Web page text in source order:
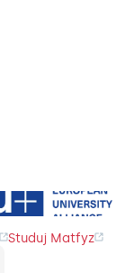
Studuj Matfyz